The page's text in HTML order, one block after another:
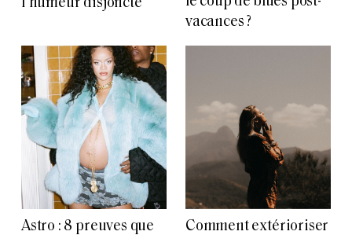
l’humeur disjoncte
vacances ?
Astro : 8 preuves que
Comment extérioriser